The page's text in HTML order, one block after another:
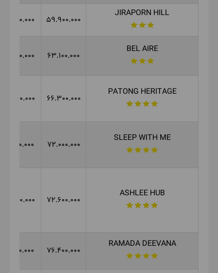
JIRAPORN HILL
59.900.000
67.400.000
BEL AIRE
63.100.000
71.300.000
PATONG HERITAGE
66.300.000
75.800.000
SLEEP WITH ME
72.000.000
87.100.000
ASHLEE HUB
72.600.000
88.400.000
RAMADA DEEVANA
76.400.000
96.000.000